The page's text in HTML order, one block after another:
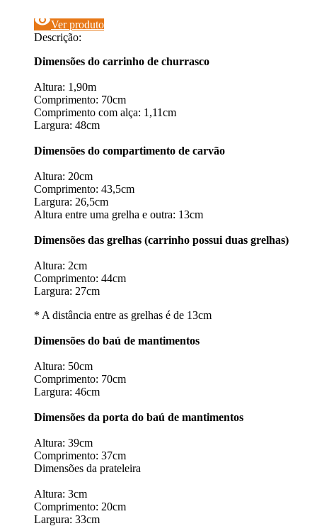
visibilityVer produto
Descrição:
Dimensões do carrinho de churrasco
Altura: 1,90m
Comprimento: 70cm
Comprimento com alça: 1,11cm
Largura: 48cm
Dimensões do compartimento de carvão
Altura: 20cm
Comprimento: 43,5cm
Largura: 26,5cm
Altura entre uma grelha e outra: 13cm
Dimensões das grelhas (carrinho possui duas grelhas)
Altura: 2cm
Comprimento: 44cm
Largura: 27cm
* A distância entre as grelhas é de 13cm
Dimensões do baú de mantimentos
Altura: 50cm
Comprimento: 70cm
Largura: 46cm
Dimensões da porta do baú de mantimentos
Altura: 39cm
Comprimento: 37cm
Dimensões da prateleira
Altura: 3cm
Comprimento: 20cm
Largura: 33cm